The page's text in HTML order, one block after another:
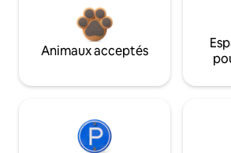
Animaux acceptés